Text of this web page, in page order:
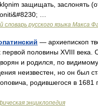
защищать, заслонять
…
словарь русского языка Макса
— архиепископ
первой половины XVIII века.
и родился, по
неизвестен, но он был
родившегося в 1681
энциклопедия